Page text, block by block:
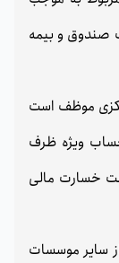
صندوق و بیمه
مرکزی موظف است
ویژه ظرف
خسارت مالی
سایر موسسات